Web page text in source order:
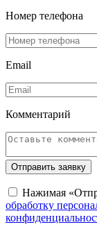
Номер телефона
Email
Комментарий
Отправить заявку
Нажимая
обработку